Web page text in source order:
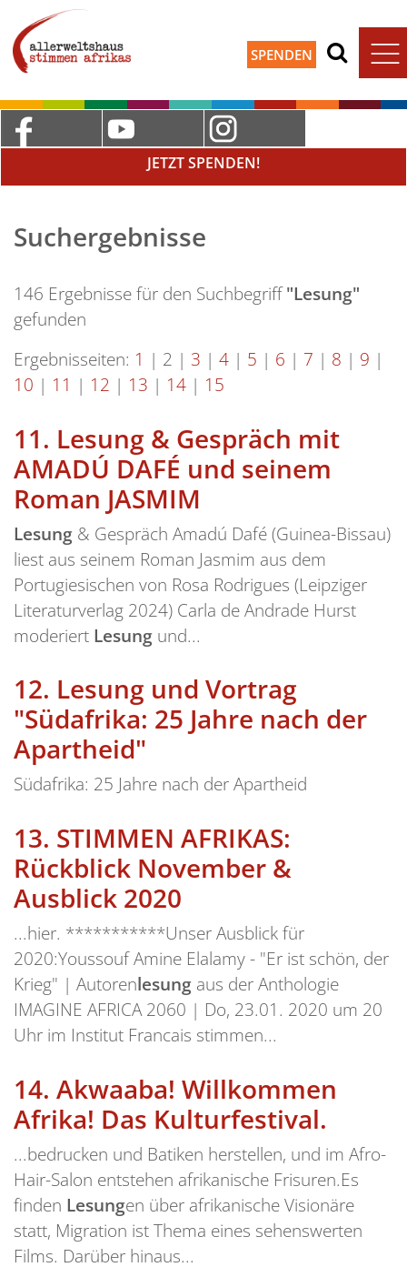
SPENDEN
JETZT SPENDEN!
Suchergebnisse
146 Ergebnisse für den Suchbegriff"Lesung"
gefunden
Ergebnisseiten: 1 | 2 | 3 | 4 | 5 | 6 | 7 | 8 | 9 |
10 | 11 | 12 | 13 | 14 | 15
11. Lesung & Gespräch mit
AMADÚ DAFÉ und seinem
Roman JASMIM
Lesung & Gespräch Amadú Dafé (Guinea-Bissau)
liest aus seinem Roman Jasmim aus dem
Portugiesischen von Rosa Rodrigues (Leipziger
Literaturverlag 2024) Carla de Andrade Hurst
moderiert Lesung und...
12. Lesung und Vortrag
"Südafrika: 25 Jahre nach der
Apartheid"
Südafrika: 25 Jahre nach der Apartheid
13. STIMMEN AFRIKAS:
Rückblick November &
Ausblick 2020
...hier. ***********Unser Ausblick für
2020:Youssouf Amine Elalamy - "Er ist schön, der
Krieg" | Autorenlesung aus der Anthologie
IMAGINE AFRICA 2060 | Do, 23.01. 2020 um 20
Uhr im Institut Francais stimmen...
14. Akwaaba! Willkommen
Afrika! Das Kulturfestival.
...bedrucken und Batiken herstellen, und im Afro-
Hair-Salon entstehen afrikanische Frisuren.Es
finden Lesungen über afrikanische Visionäre
statt, Migration ist Thema eines sehenswerten
Films. Darüber hinaus...